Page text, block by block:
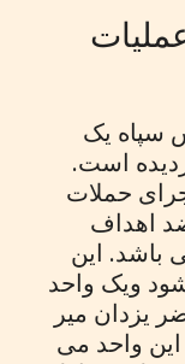
واحد عملیات
سپاه یک
است.
حملات
اهداف
باشد. این
می شود ویک واحد
یزدان میر
واحد می